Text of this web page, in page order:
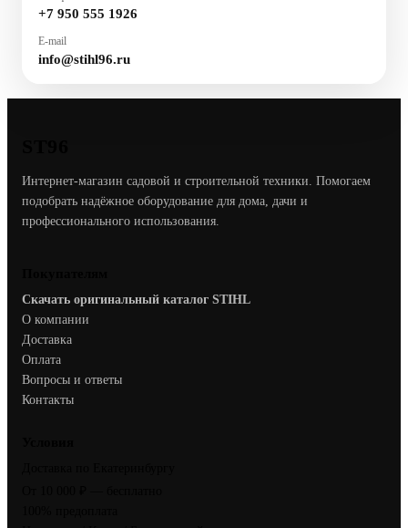
+7 950 555 1926
E-mail
info@stihl96.ru
Интернет-магазин садовой и строительной техники. Помогаем
подобрать надёжное оборудование для дома, дачи и
профессионального использования.
Скачать оригинальный каталог STIHL
О компании
Доставка
Оплата
Вопросы и ответы
Контакты